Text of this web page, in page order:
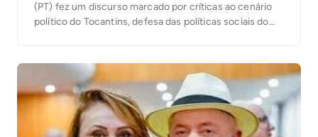
(PT) fez um discurso marcado por críticas ao cenário
político do Tocantins, defesa das políticas sociais do
conclamou os apoiadores a transformar a […]